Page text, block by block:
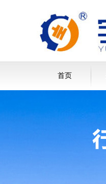
首页